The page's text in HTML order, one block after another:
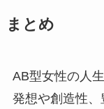
まとめ
AB型女性の人
発想や創造性